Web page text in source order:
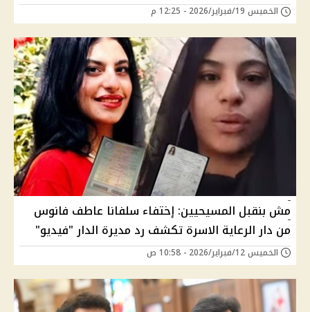
الخميس 19/فبراير/2026 - 12:25 م
مش بنقبل المسيحيين: إختفاء سلفانا عاطف فانوس
من دار الرعاية الاسرة تكشف رد مديرة الدار "فيديو"
الخميس 12/فبراير/2026 - 10:58 ص